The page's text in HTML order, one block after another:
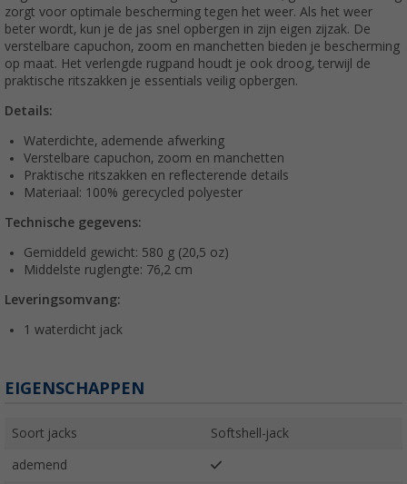
zorgt voor optimale bescherming tegen het weer. Als het weer
beter wordt, kun je de jas snel opbergen in zijn eigen zijzak. De
verstelbare capuchon, zoom en manchetten bieden je bescherming
op maat. Het verlengde rugpand houdt je ook droog, terwijl de
praktische ritszakken je essentials veilig opbergen.
Details:
Waterdichte, ademende afwerking
Verstelbare capuchon, zoom en manchetten
Praktische ritszakken en reflecterende details
Materiaal: 100% gerecycled polyester
Technische gegevens:
Gemiddeld gewicht: 580 g (20,5 oz)
Middelste ruglengte: 76,2 cm
Leveringsomvang:
1 waterdicht jack
EIGENSCHAPPEN
Soort jacks Softshell-jack
ademend